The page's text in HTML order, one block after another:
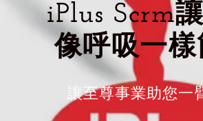
iPlus Scrm
像呼吸一樣
讓至尊事業助您一